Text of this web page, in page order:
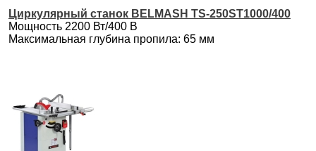
Циркулярный станок BELMASH TS-250ST1000/400
Мощность 2200 Вт/400 В
Максимальная глубина пропила: 65 мм